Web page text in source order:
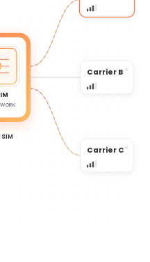
Carrier B
Carrier C